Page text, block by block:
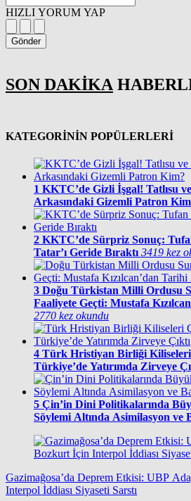
HIZLI YORUM YAP
Gönder
SON DAKİKA
KATEGORİNİN POPÜLERLERİ
1 KKTC’de Gizli İşgal! Tatlısu
Arkasındaki Gizemli Patron
2 KKTC’de Sürpriz Sonuç:
Tatar’ı Geride Bıraktı 3419 kez
3 Doğu Türkistan Milli Ordusu
Faaliyete Geçti: Mustafa
2770 kez okundu
4 Türk Hristiyan Birliği
Türkiye’de Yatırımda Zirveye
5 Çin’in Dini Politikalarında
Söylemi Altında Asimilasyon ve
Gazimağosa’da Deprem Etkisi: UBP
Interpol İddiası Siyaseti Sarstı